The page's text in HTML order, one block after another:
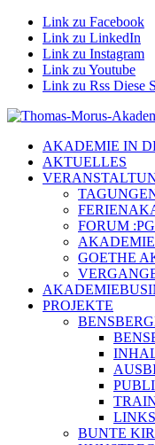
Link zu Facebook
Link zu LinkedIn
Link zu Instagram
Link zu Youtube
Link zu Rss Diese
AKADEMIE IN
AKTUELLES
FORUM
GOETHE
PROJEKTE
BUNTE